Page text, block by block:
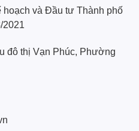
hoạch và Đầu tư Thành phố
2021
đô thị Vạn Phúc, Phường